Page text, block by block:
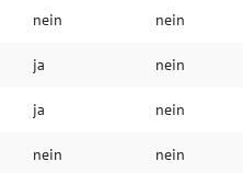
nein nein
ja nein
ja nein
nein nein